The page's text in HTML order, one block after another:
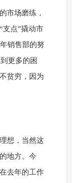
市场磨练，
支点”撬动市
销售部的努
更多的困
贫穷，因为
想，当然这
地方。今
去年的工作